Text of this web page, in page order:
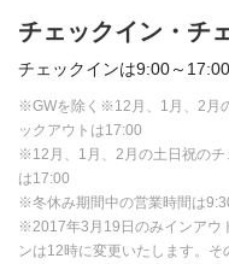
チェックイン・チ
チェックインは9:00～
※GWを除く※12月、1月、2月
ックアウトは17:00
※12月、1月、2月の土日祝のチ
は17:00
※冬休み期間中の営業時間は
※2017年3月19日のみインアウ
ンは12時に変更いたします。